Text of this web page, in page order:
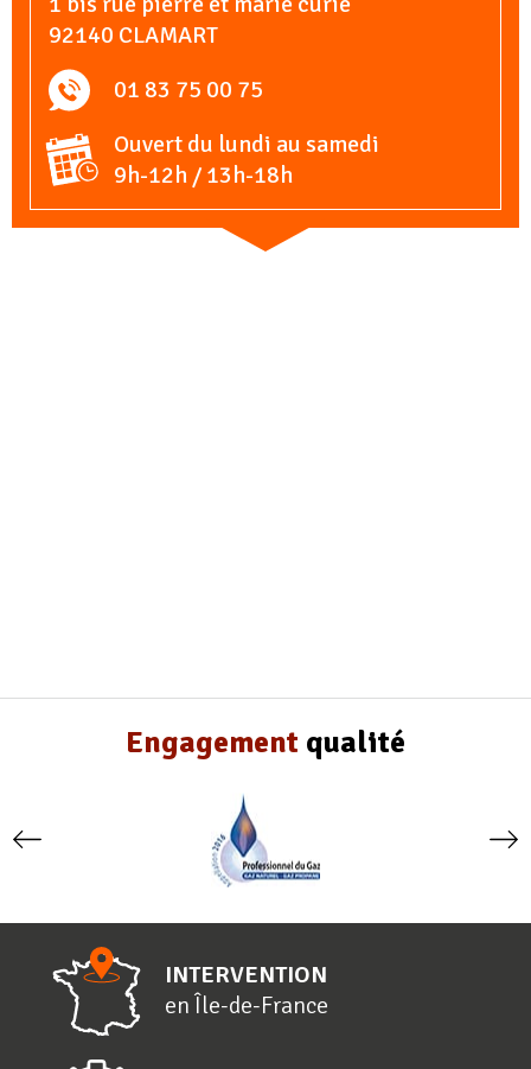
92140 CLAMART
01 83 75 00 75
Ouvert du lundi au samedi
9h-12h / 13h-18h
Engagement qualité
INTERVENTION
en Île-de-France